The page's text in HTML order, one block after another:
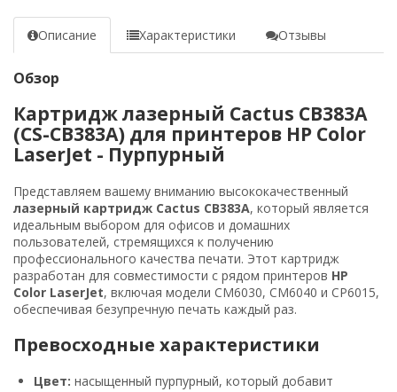
Описание Характеристики Отзывы
Обзор
Картридж лазерный Cactus CB383A
(CS-CB383A) для принтеров HP Color
LaserJet - Пурпурный
Представляем вашему вниманию высококачественный
лазерный картридж Cactus CB383A, который является
идеальным выбором для офисов и домашних
пользователей, стремящихся к получению
профессионального качества печати. Этот картридж
разработан для совместимости с рядом принтеров HP
Color LaserJet, включая модели CM6030, CM6040 и CP6015,
обеспечивая безупречную печать каждый раз.
Превосходные характеристики
Цвет: насыщенный пурпурный, который добавит